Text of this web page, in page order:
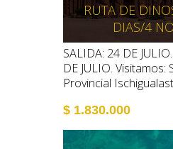
RUTA DE
DIAS/4
SALIDA: 24 DE
DE JULIO. Visitamos:
Provincial
$ 1.830.000